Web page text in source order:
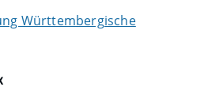
Württembergische